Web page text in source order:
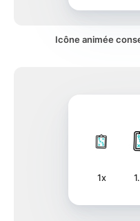
Icône animée
1x